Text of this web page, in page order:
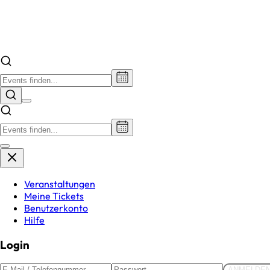
Veranstaltungen
Meine Tickets
Benutzerkonto
Hilfe
Login